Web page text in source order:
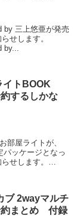
by 三上悠亜が発売
せします。
by...
イトBOOK
するしかな
部屋ライトが、
ッケージとなっ
せします。
ブ 2wayマルチ
まとめ 付録